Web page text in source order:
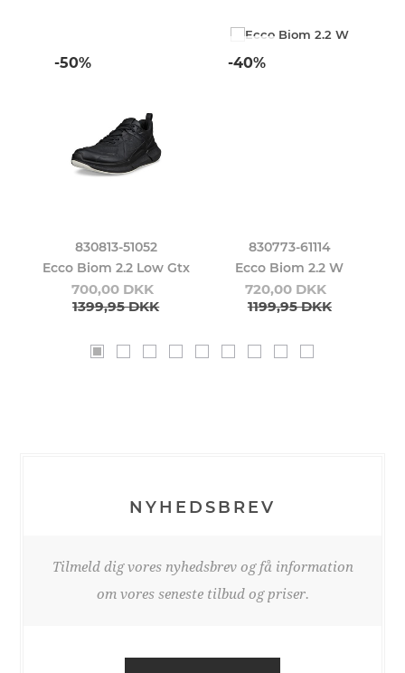
-50%
830813-51052
Ecco Biom 2.2 Low Gtx
700,00 DKK
1399,95 DKK
-40%
830773-61114
Ecco Biom 2.2 W
720,00 DKK
1199,95 DKK
NYHEDSBREV
Tilmeld dig vores nyhedsbrev og få information
om vores seneste tilbud og priser.